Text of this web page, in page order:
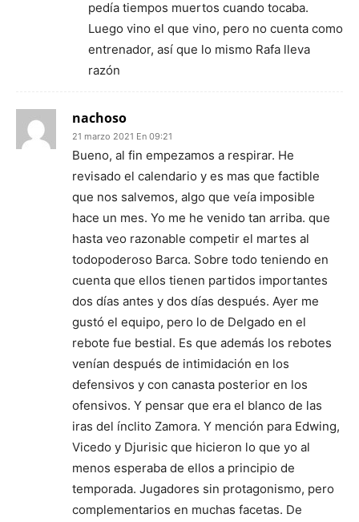
pedía tiempos muertos cuando tocaba.
Luego vino el que vino, pero no cuenta como
entrenador, así que lo mismo Rafa lleva
razón
nachoso
21 marzo 2021 En 09:21
Bueno, al fin empezamos a respirar. He
revisado el calendario y es mas que factible
que nos salvemos, algo que veía imposible
hace un mes. Yo me he venido tan arriba. que
hasta veo razonable competir el martes al
todopoderoso Barca. Sobre todo teniendo en
cuenta que ellos tienen partidos importantes
dos días antes y dos días después. Ayer me
gustó el equipo, pero lo de Delgado en el
rebote fue bestial. Es que además los rebotes
venían después de intimidación en los
defensivos y con canasta posterior en los
ofensivos. Y pensar que era el blanco de las
iras del ínclito Zamora. Y mención para Edwing,
Vicedo y Djurisic que hicieron lo que yo al
menos esperaba de ellos a principio de
temporada. Jugadores sin protagonismo, pero
complementarios en muchas facetas. De